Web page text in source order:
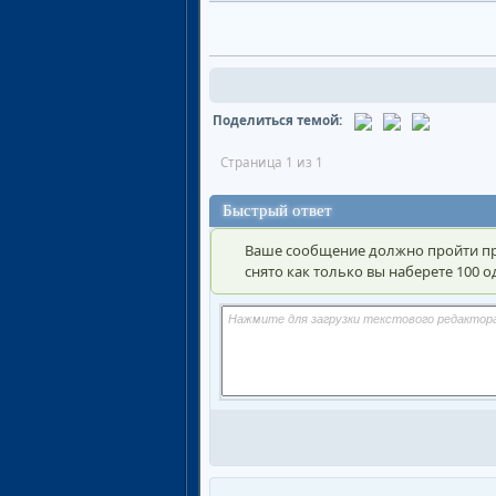
Поделиться темой:
Страница 1 из 1
Быстрый ответ
Ваше сообщение должно пройти
снято как только вы наберете